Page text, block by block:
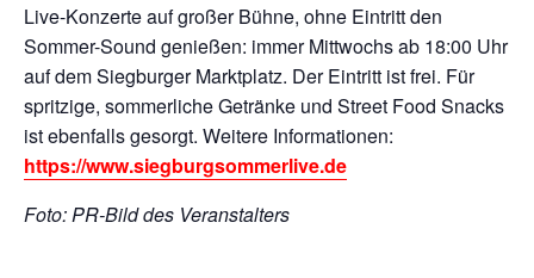
Live-Konzerte auf großer Bühne, ohne Eintritt den
Sommer-Sound genießen: immer Mittwochs ab 18:00 Uhr
auf dem Siegburger Marktplatz. Der Eintritt ist frei. Für
spritzige, sommerliche Getränke und Street Food Snacks
ist ebenfalls gesorgt. Weitere Informationen:
https://www.siegburgsommerlive.de
Foto: PR-Bild des Veranstalters